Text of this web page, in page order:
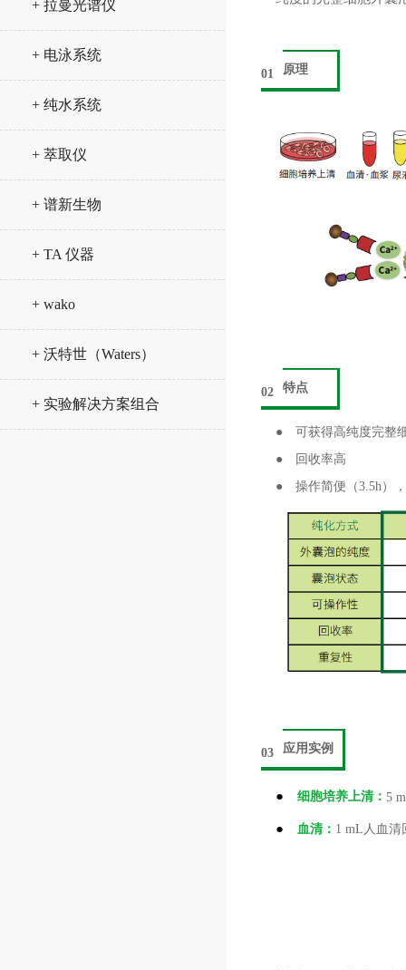
+ 拉曼光谱仪
+ 电泳系统
+ 纯水系统
+ 萃取仪
+ 谱新生物
+ TA 仪器
+ wako
+ 沃特世（Waters）
+ 实验解决方案组合
01 原理
02 特点
● 可获得高纯度完整
● 回收率高
● 操作简便（3.5h）
03 应用实例
● 细胞培养上清： 5
● 血清： 1 mL人血清